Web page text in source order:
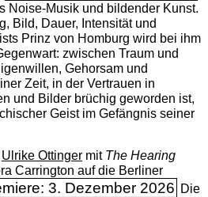
Noise-Musik und bildender Kunst.
Bild, Dauer, Intensität und
Prinz von Homburg wird bei ihm
zwischen Traum und
Gehorsam und
Zeit, in der Vertrauen in
und Bilder brüchig geworden ist,
Geist im Gefängnis seiner
Ulrike Ottingermit The ­Hearing
Carrington auf die Berliner
3. Dezember 2026 Die